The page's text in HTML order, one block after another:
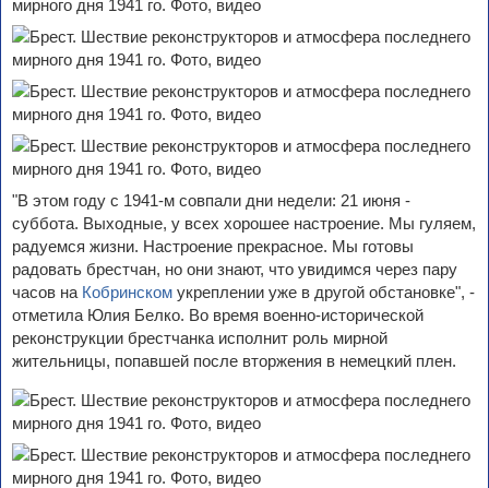
"В этом году с 1941-м совпали дни недели: 21 июня -
суббота. Выходные, у всех хорошее настроение. Мы гуляем,
радуемся жизни. Настроение прекрасное. Мы готовы
радовать брестчан, но они знают, что увидимся через пару
часов на Кобринском укреплении уже в другой обстановке", -
отметила Юлия Белко. Во время военно-исторической
реконструкции брестчанка исполнит роль мирной
жительницы, попавшей после вторжения в немецкий плен.